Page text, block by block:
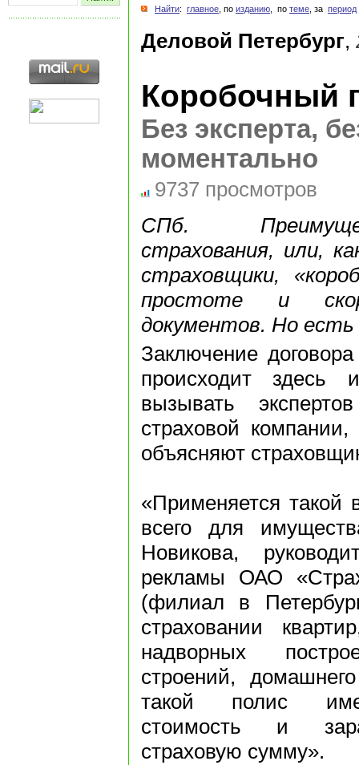
Найти: главное , по изданию , по теме , за период
Деловой Петербург,
Коробочный
Без эксперта,
моментально
9737 просмотров
СПб.
страхования, или,
страховщики,
простоте и
документов. Но
Заключение договора
происходит
вызывать
страховой
объясняют
«Применяется такой
всего для
Новикова,
рекламы ОАО
(филиал в
страховании
надворных
строений,
такой полис
стоимость и
страховую сумму».